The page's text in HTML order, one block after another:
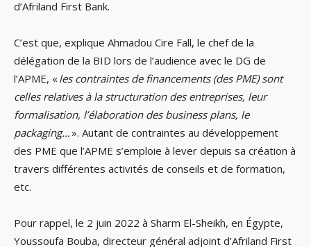
d’Afriland First Bank.
C’est que, explique Ahmadou Cire Fall, le chef de la
délégation de la BID lors de l’audience avec le DG de
l’APME, «les contraintes de financements (des PME) sont
celles relatives à la structuration des entreprises, leur
formalisation, l’élaboration des business plans, le
packaging…». Autant de contraintes au développement
des PME que l’APME s’emploie à lever depuis sa création à
travers différentes activités de conseils et de formation,
etc.
Pour rappel, le 2 juin 2022 à Sharm El-Sheikh, en Égypte,
Youssoufa Bouba, directeur général adjoint d’Afriland First